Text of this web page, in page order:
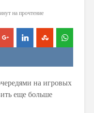
на прочтение
на игровых
еще больше